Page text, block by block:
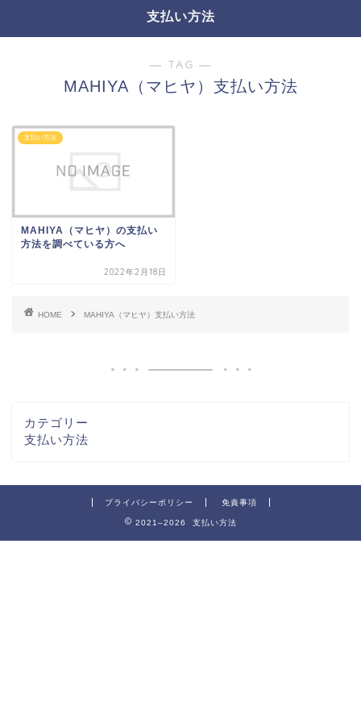
支払い方法
― TAG ―
MAHIYA（マヒヤ）支払い方法
支払い方法
MAHIYA（マヒヤ）の支払い
方法を調べている方へ
2022年2月18日
HOME MAHIYA（マヒヤ）支払い方法
カテゴリー
支払い方法
プライバシーポリシー 免責事項
2021–2026 支払い方法